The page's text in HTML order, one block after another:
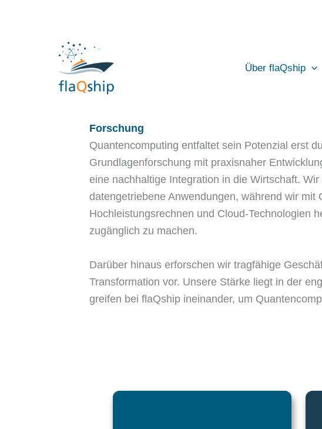
Über flaQship
Forschung
Quantencomputing entfaltet sein Potenzial erst
Grundlagenforschung mit praxisnaher
eine nachhaltige Integration in die Wirtschaft.
datengetriebene Anwendungen, während wir
Hochleistungsrechnen und Cloud-Technologien
zugänglich zu machen.
Darüber hinaus erforschen wir tragfähige
Transformation vor. Unsere Stärke liegt in der
greifen bei flaQship ineinander, um